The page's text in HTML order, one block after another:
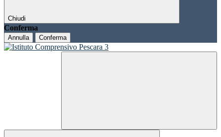
Chiudi
Conferma
Annulla Conferma